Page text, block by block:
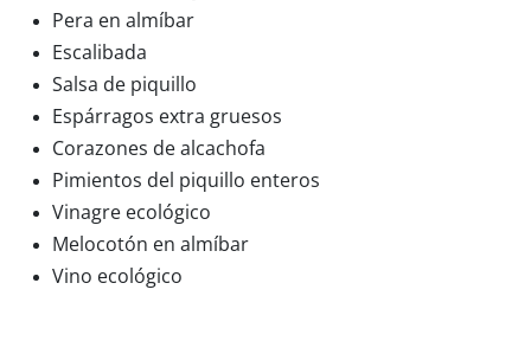
Pera en almíbar
Escalibada
Salsa de piquillo
Espárragos extra gruesos
Corazones de alcachofa
Pimientos del piquillo enteros
Vinagre ecológico
Melocotón en almíbar
Vino ecológico